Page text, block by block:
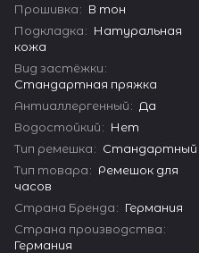
Прошивка: В тон
Подкладка: Натуральная
кожа
Вид застёжки:
Стандартная пряжка
Антиаллергенный: Да
Водостойкий: Нет
Тип ремешка: Стандартный
Тип товара: Ремешок для
часов
Страна Бренда: Германия
Страна производства:
Германия